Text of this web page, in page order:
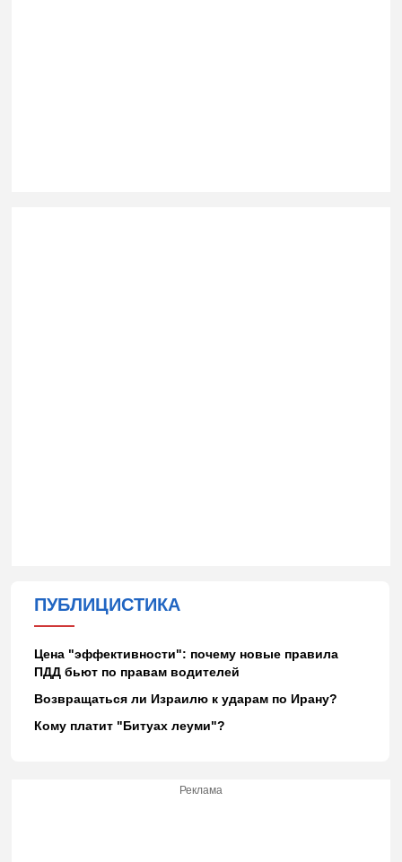
ПУБЛИЦИСТИКА
Цена "эффективности": почему новые правила
ПДД бьют по правам водителей
Возвращаться ли Израилю к ударам по Ирану?
Кому платит "Битуах леуми"?
Реклама